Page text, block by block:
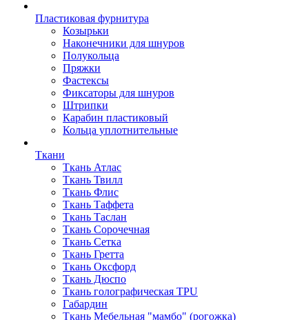
Пластиковая фурнитура
Козырьки
Наконечники для шнуров
Полукольца
Пряжки
Фастексы
Фиксаторы для шнуров
Штрипки
Карабин пластиковый
Кольца уплотнительные
Ткани
Ткань Атлас
Ткань Твилл
Ткань Флис
Ткань Таффета
Ткань Таслан
Ткань Сорочечная
Ткань Сетка
Ткань Гретта
Ткань Оксфорд
Ткань Дюспо
Ткань голографическая TPU
Габардин
Ткань Мебельная "мамбо" (рогожка)